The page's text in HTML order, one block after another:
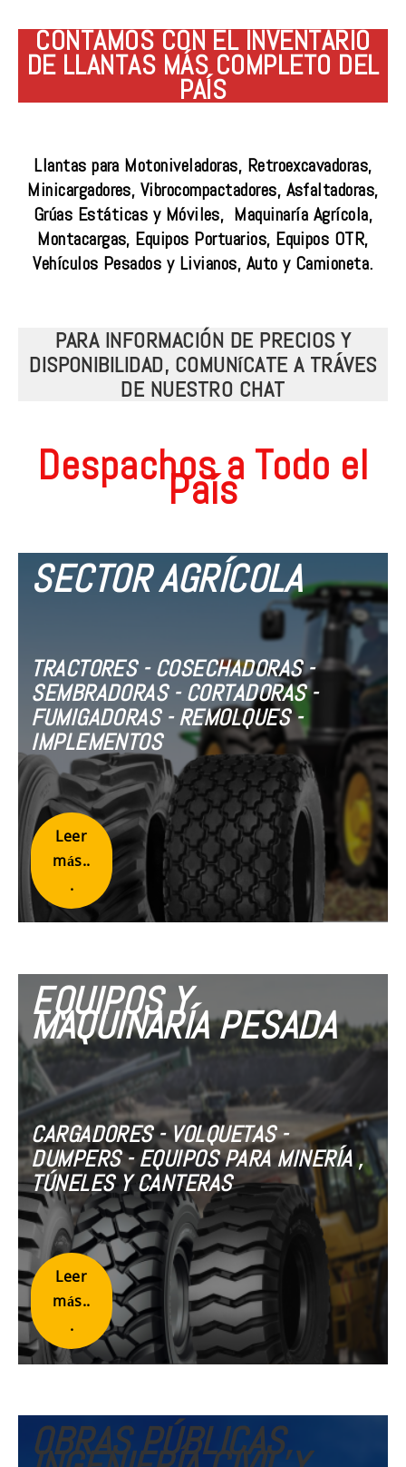
CONTAMOS CON EL INVENTARIO
DE LLANTAS MÁS COMPLETO DEL
PAÍS
Llantas para Motoniveladoras, Retroexcavadoras,
Minicargadores, Vibrocompactadores, Asfaltadoras,
Grúas Estáticas y Móviles, Maquinaría Agrícola,
Montacargas, Equipos Portuarios, Equipos OTR,
Vehículos Pesados y Livianos, Auto y Camioneta.
PARA INFORMACIÓN DE PRECIOS Y
DISPONIBILIDAD, COMUNíCATE A TRÁVES
DE NUESTRO CHAT
Despachos a Todo el
País
SECTOR AGRÍCOLA
TRACTORES - COSECHADORAS -
SEMBRADORAS - CORTADORAS -
FUMIGADORAS - REMOLQUES -
IMPLEMENTOS
Leer
más..
.
EQUIPOS Y
MAQUINARÍA PESADA
CARGADORES - VOLQUETAS -
DUMPERS - EQUIPOS PARA MINERÍA ,
TÚNELES Y CANTERAS
Leer
más..
.
OBRAS PÚBLICAS,